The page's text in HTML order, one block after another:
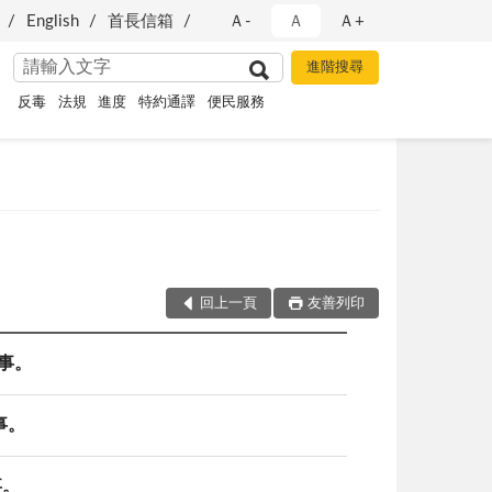
English 首長信箱 Ａ- Ａ Ａ+
反毒 法規 進度 特約通譯 便民服務
回上一頁 友善列印
。